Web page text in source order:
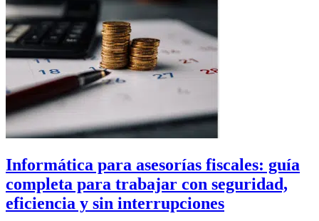
Informática para asesorías fiscales: guía
completa para trabajar con seguridad,
eficiencia y sin interrupciones